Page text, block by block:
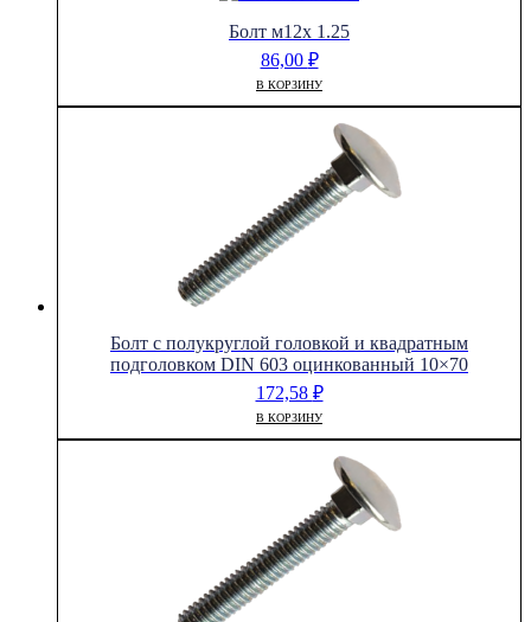
Болт м12х 1.25
86,00 ₽
В КОРЗИНУ
Болт с полукруглой головкой и квадратным
подголовком DIN 603 оцинкованный 10×70
172,58 ₽
В КОРЗИНУ